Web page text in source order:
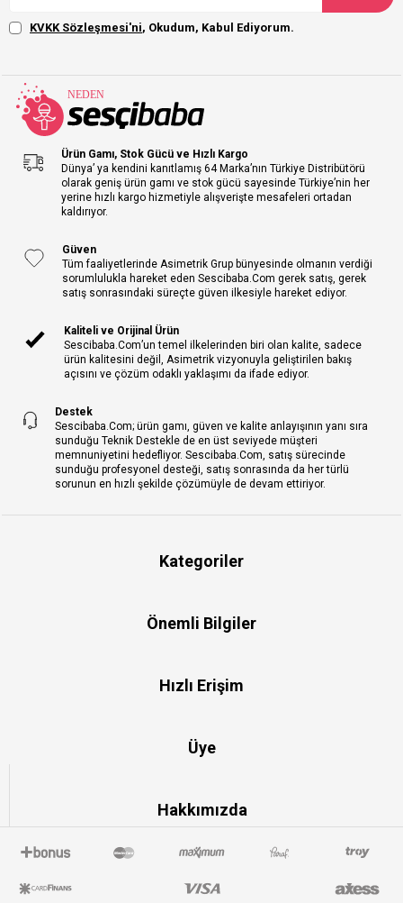
KVKK Sözleşmesi'ni, Okudum, Kabul Ediyorum.
Ürün Gamı, Stok Gücü ve Hızlı Kargo
Dünya’ ya kendini kanıtlamış 64 Marka’nın Türkiye Distribütörü
olarak geniş ürün gamı ve stok gücü sayesinde Türkiye’nin her
yerine hızlı kargo hizmetiyle alışverişte mesafeleri ortadan
kaldırıyor.
Güven
Tüm faaliyetlerinde Asimetrik Grup bünyesinde olmanın verdiği
sorumlulukla hareket eden Sescibaba.Com gerek satış, gerek
satış sonrasındaki süreçte güven ilkesiyle hareket ediyor.
Kaliteli ve Orijinal Ürün
Sescibaba.Com’un temel ilkelerinden biri olan kalite, sadece
ürün kalitesini değil, Asimetrik vizyonuyla geliştirilen bakış
açısını ve çözüm odaklı yaklaşımı da ifade ediyor.
Destek
Sescibaba.Com; ürün gamı, güven ve kalite anlayışının yanı sıra
sunduğu Teknik Destekle de en üst seviyede müşteri
memnuniyetini hedefliyor. Sescibaba.Com, satış sürecinde
sunduğu profesyonel desteği, satış sonrasında da her türlü
sorunun en hızlı şekilde çözümüyle de devam ettiriyor.
Kategoriler
Önemli Bilgiler
Hızlı Erişim
Üye
Hakkımızda